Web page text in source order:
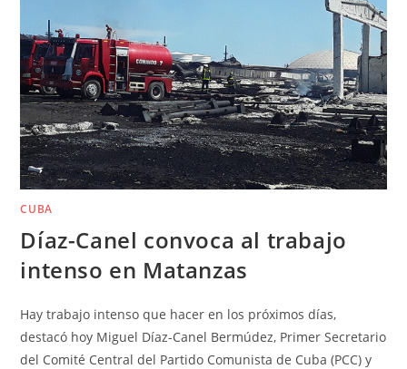
CUBA
Díaz-Canel convoca al trabajo
intenso en Matanzas
Hay trabajo intenso que hacer en los próximos días,
destacó hoy Miguel Díaz-Canel Bermúdez, Primer Secretario
del Comité Central del Partido Comunista de Cuba (PCC) y